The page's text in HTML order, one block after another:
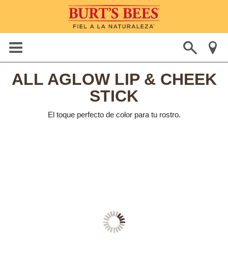
ALL AGLOW LIP & CHEEK
STICK
El toque perfecto de color para tu rostro.